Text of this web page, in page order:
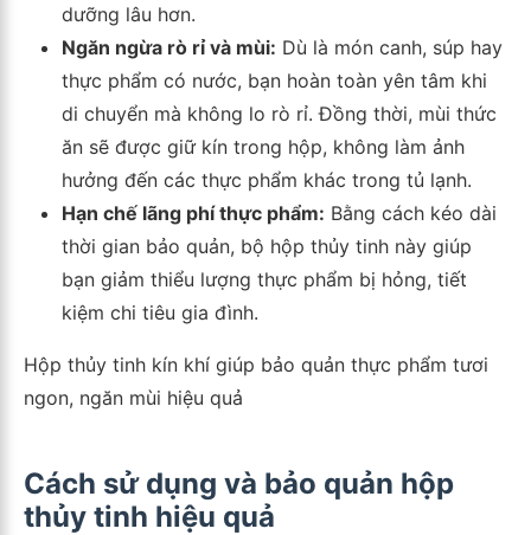
dưỡng lâu hơn.
Ngăn ngừa rò rỉ và mùi: Dù là món canh, súp hay
thực phẩm có nước, bạn hoàn toàn yên tâm khi
di chuyển mà không lo rò rỉ. Đồng thời, mùi thức
ăn sẽ được giữ kín trong hộp, không làm ảnh
hưởng đến các thực phẩm khác trong tủ lạnh.
Hạn chế lãng phí thực phẩm: Bằng cách kéo dài
thời gian bảo quản, bộ hộp thủy tinh này giúp
bạn giảm thiểu lượng thực phẩm bị hỏng, tiết
kiệm chi tiêu gia đình.
Hộp thủy tinh kín khí giúp bảo quản thực phẩm tươi
ngon, ngăn mùi hiệu quả
Cách sử dụng và bảo quản hộp
thủy tinh hiệu quả